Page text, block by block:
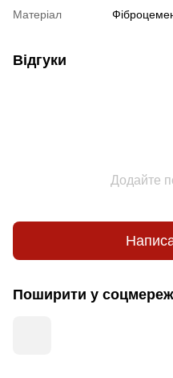
Матеріал
Відгуки
Додайте
Поширити у